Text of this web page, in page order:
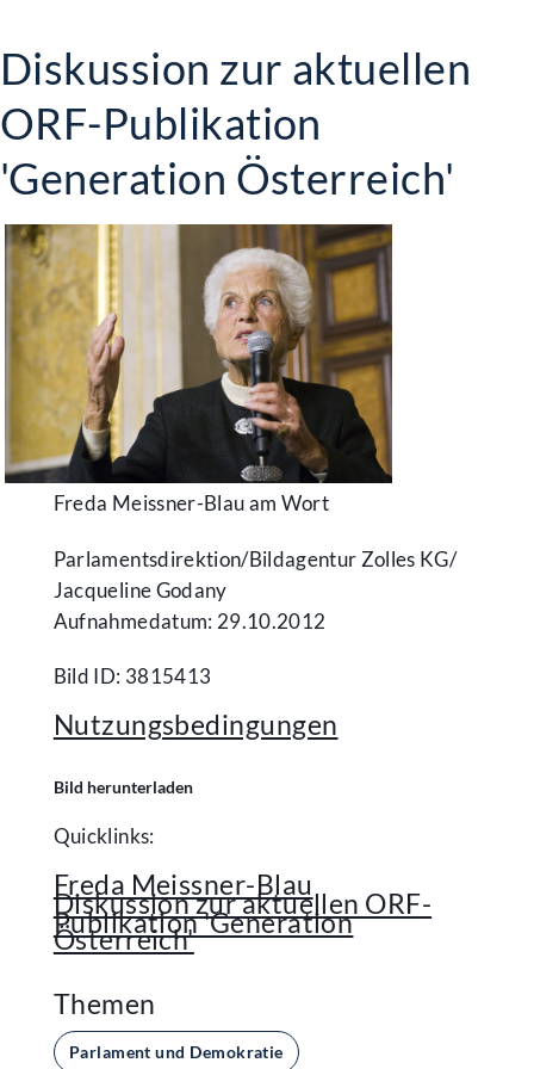
Diskussion zur aktuellen
ORF-Publikation
'Generation Österreich'
Freda Meissner-Blau am Wort
Parlamentsdirektion/​Bildagentur Zolles KG/​
Jacqueline Godany
Aufnahmedatum: 29.10.2012
Bild ID: 3815413
Nutzungsbedingungen
Bild herunterladen
Quicklinks:
Freda Meissner-Blau
Diskussion zur aktuellen ORF-
Publikation 'Generation
Österreich'
Themen
Parlament und Demokratie